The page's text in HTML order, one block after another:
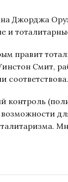
Джорджа
и
правит
Смит,
контроль